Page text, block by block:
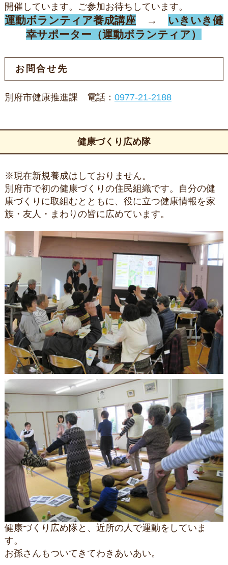
開催しています。ご参加お待ちしています。
運動ボランティア養成講座→ いきいき健
幸サポーター（運動ボランティア）
お問合せ先
別府市健康推進課 電話： 0977-21-2188
健康づくり広め隊
※現在新規養成はしておりません。
別府市で初の健康づくりの住民組織です。自分の健
康づくりに取組むとともに、役に立つ健康情報を家
族・友人・まわりの皆に広めています。
健康づくり広め隊と、近所の人で運動をしていま
す。
お孫さんもついてきてわきあいあい。